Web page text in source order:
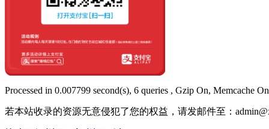
Processed in 0.007799 second(s), 6 queries , Gzip On, Memcache
若本站收录的资源无意侵犯了您的权益，请发邮件至：